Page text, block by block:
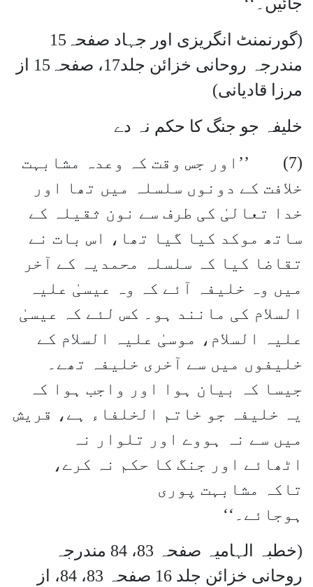
(گورنمنٹ انگریزی اور جہاد صفحہ15
مندرجہ روحانی خزائن جلد17، صفحہ15 از
مرزا قادیانی)
خلیفہ جو جنگ کا حکم نہ دے
(7) ’’اور جس وقت کہ وعدہ مشابہت
خلافت کے دونوں سلسلہ میں تھا اور
خدا تعالیٰ کی طرف سے نون ثقیلہ کے
ساتھ موکد کیا گیا تھا، اس بات نے
تقاضا کیا کہ سلسلہ محمدیہ کے آخر
میں وہ خلیفہ آئے کہ وہ عیسیٰ علیہ
السلام کی مانند ہو۔ کس لئے کہ عیسیٰ
علیہ السلام، موسیٰ علیہ السلام کے
خلیفوں میں سے آخری خلیفہ تھے۔
جیسا کہ بیان ہوا اور واجب ہوا کہ
یہ خلیفہ جو خاتم الخلفاء ہے، قریش
میں سے نہ ہووے اور تلوار نہ
اٹھائے اور جنگ کا حکم نہ کرے،
تاکہ مشابہت پوری
ہوجائے۔‘‘
(خطبہ الہامیہ صفحہ 83، 84 مندرجہ
روحانی خزائن جلد 16 صفحہ 83، 84، از